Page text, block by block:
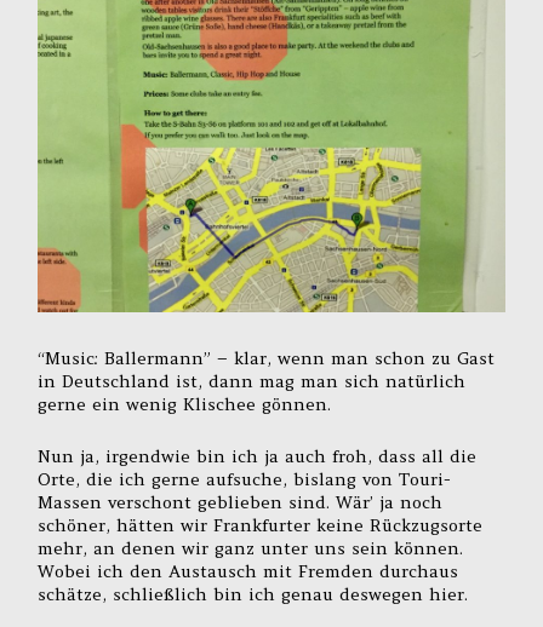
“Music: Ballermann” – klar, wenn man schon zu Gast
in Deutschland ist, dann mag man sich natürlich
gerne ein wenig Klischee gönnen.
Nun ja, irgendwie bin ich ja auch froh, dass all die
Orte, die ich gerne aufsuche, bislang von Touri-
Massen verschont geblieben sind. Wär’ ja noch
schöner, hätten wir Frankfurter keine Rückzugsorte
mehr, an denen wir ganz unter uns sein können.
Wobei ich den Austausch mit Fremden durchaus
schätze, schließlich bin ich genau deswegen hier.